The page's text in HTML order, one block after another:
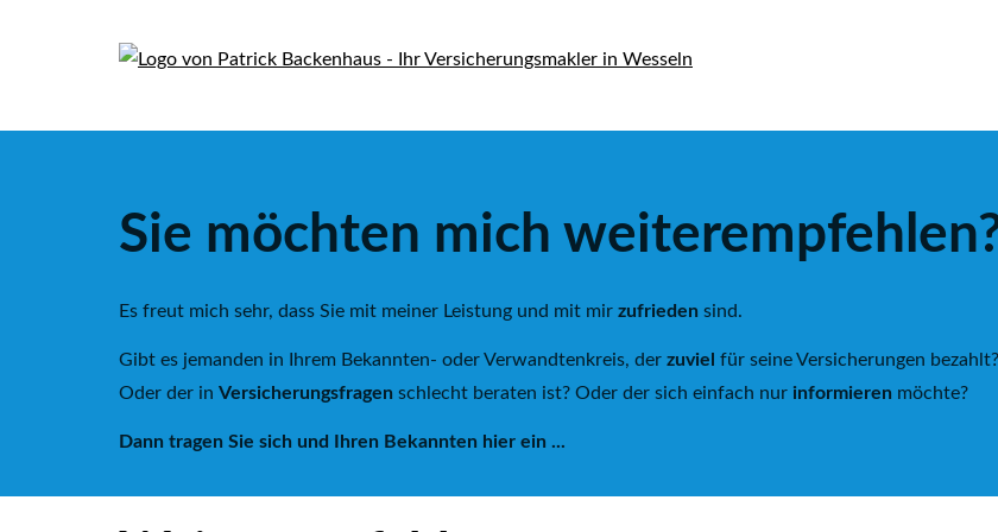
Sie möchten mich
Es freut mich sehr, dass Sie mit meiner Leistung und mit mir zufrieden sind.
Gibt es jemanden in Ihrem Bekannten- oder Verwandtenkreis, der zuviel für seine Versicherungen bezahlt?
Oder der in Versicherungsfragen schlecht beraten ist? Oder der sich einfach nur informieren möchte?
Dann tragen Sie sich und Ihren Bekannten hier ein ...